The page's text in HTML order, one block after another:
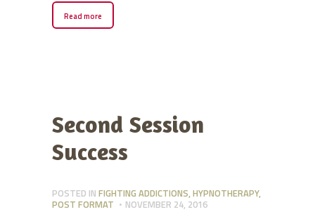
Read more
Second Session
Success
POSTED IN FIGHTING ADDICTIONS,HYPNOTHERAPY,
POST FORMAT
NOVEMBER 24, 2016